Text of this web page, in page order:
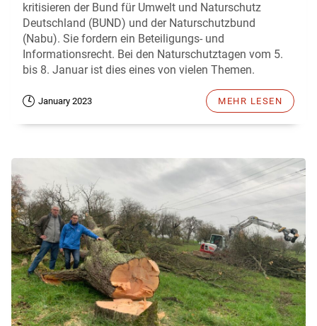
kritisieren der Bund für Umwelt und Naturschutz
Deutschland (BUND) und der Naturschutzbund
(Nabu). Sie fordern ein Beteiligungs- und
Informationsrecht. Bei den Naturschutztagen vom 5.
bis 8. Januar ist dies eines von vielen Themen.
January 2023 MEHR LESEN